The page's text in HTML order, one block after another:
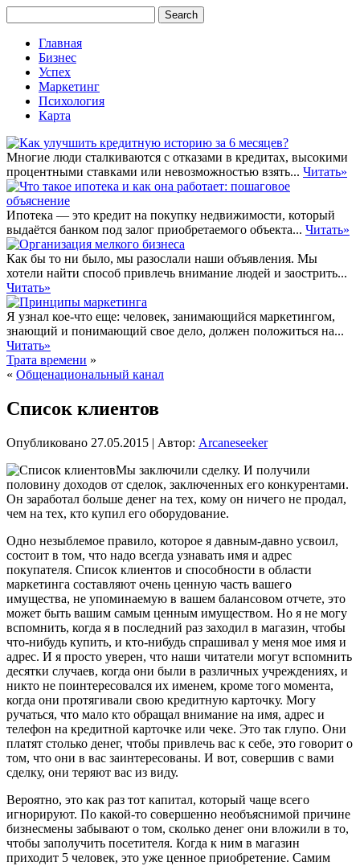
Главная
Бизнес
Успех
Маркетинг
Психология
Карта
Многие люди сталкиваются с отказами в кредитах, высокими
процентными ставками или невозможностью взять... Читать»
Ипотека — это кредит на покупку недвижимости, который
выдаётся банком под залог приобретаемого объекта... Читать»
Как бы то ни было, мы разослали наши объявления. Мы
хотели найти способ привлечь внимание людей и заострить...
Читать»
Я узнал кое-что еще: человек, занимающийся маркетингом,
знающий и понимающий свое дело, должен положиться на...
Читать»
Трата времени »
« Общенациональный канал
Список клиентов
Опубликовано 27.05.2015 | Автор: Arcaneseeker
Мы заключили сделку. И получили
половину доходов от сделок, заключенных его конкурентами.
Он заработал больше денег на тех, кому он ничего не продал,
чем на тех, кто купил его оборудование.
Одно незыблемое правило, которое я давным-давно усвоил,
состоит в том, что надо всегда узнавать имя и адрес
покупателя. Список клиентов и способности в области
маркетинга составляют очень ценную часть вашего
имущества, не упоминаемую в вашем балансовом отчете, это
может быть вашим самым ценным имуществом. Но я не могу
вспомнить, когда я в последний раз заходил в магазин, чтобы
что-нибудь купить, и кто-нибудь спрашивал у меня мое имя и
адрес. И я просто уверен, что наши читатели могут вспомнить
десятки случаев, когда они были в различных учреждениях, и
никто не поинтересовался их именем, кроме того момента,
когда они протягивали свою кредитную карточку. Могу
ручаться, что мало кто обращал внимание на имя, адрес и
телефон на кредитной карточке или чеке. Это так глупо. Они
платят столько денег, чтобы привлечь вас к себе, это говорит о
том, что они в вас заинтересованы. И вот, совершив с вами
сделку, они теряют вас из виду.
Вероятно, это как раз тот капитал, который чаще всего
игнорируют. По какой-то совершенно необъяснимой причине
бизнесмены забывают о том, сколько денег они вложили в то,
чтобы заполучить посетителя. Когда к ним в магазин
приходит 5 человек, это уже ценное приобретение. Самим